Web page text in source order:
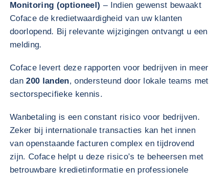
Monitoring (optioneel) – Indien gewenst bewaakt
Coface de kredietwaardigheid van uw klanten
doorlopend. Bij relevante wijzigingen ontvangt u een
melding.
Coface levert deze rapporten voor bedrijven in meer
dan200 landen, ondersteund door lokale teams met
sectorspecifieke kennis.
Wanbetaling is een constant risico voor bedrijven.
Zeker bij internationale transacties kan het innen
van openstaande facturen complex en tijdrovend
zijn. Coface helpt u deze risico’s te beheersen met
betrouwbare kredietinformatie en professionele